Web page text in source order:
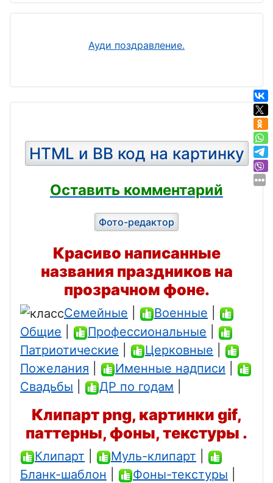
Ауди поздравление.
HTML и BB код на картинку
Оставить комментарий
Фото-редактор
Красиво написанные
названия праздников на
прозрачном фоне.
Семейные Военные
Общие
Профессиональные
Патриотические
Церковные
Пожелания
Именные надписи
Свадьбы
ДР по годам
Клипарт png, картинки gif,
паттерны, фоны, текстуры .
Клипарт Муль-клипарт
Бланк-шаблон
Фоны-текстуры